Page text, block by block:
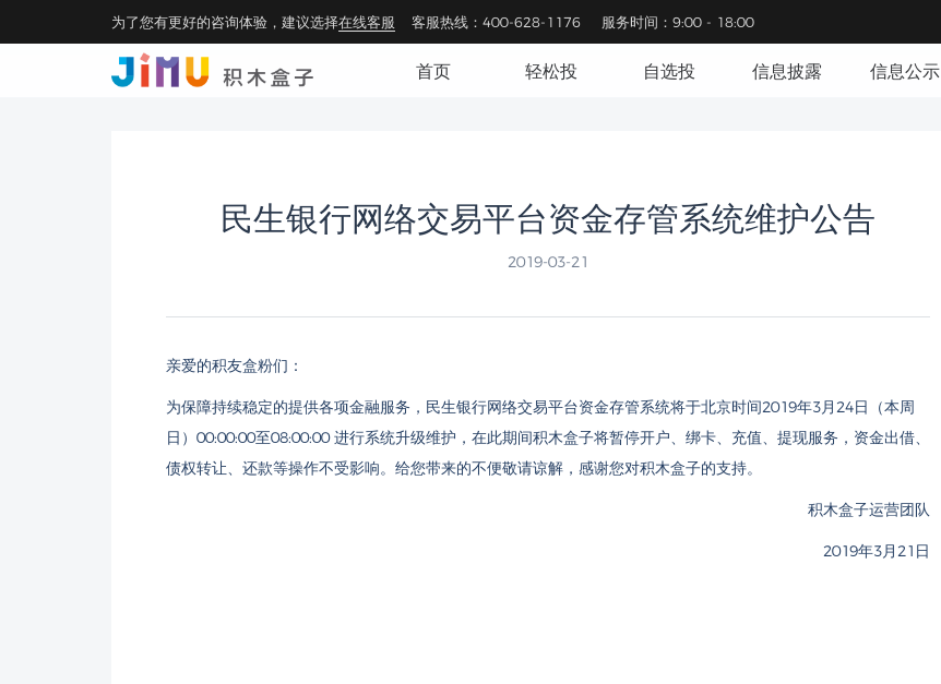
为了您有更好的咨询体验，建议选择在线客服 客服热线：400-628-1176 服务时间：9:00 - 18:00
首页 轻松投 自选投 信息披露 信息公示
民生银行网络交易平台资金存管系统维护公告
2019-03-21
亲爱的积友盒粉们：
为保障持续稳定的提供各项金融服务，民生银行网络交易平台资金存管系统将于北京时间2019年3月24日（本周
日）00:00:00至08:00:00 进行系统升级维护，在此期间积木盒子将暂停开户、绑卡、充值、提现服务，资金出借、
债权转让、还款等操作不受影响。给您带来的不便敬请谅解，感谢您对积木盒子的支持。
积木盒子运营团队
2019年3月21日